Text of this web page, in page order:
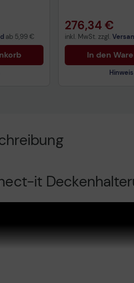
ab 5,99 €
276,34 €
inkl. MwSt. zzgl.
In den
Hinweis
it